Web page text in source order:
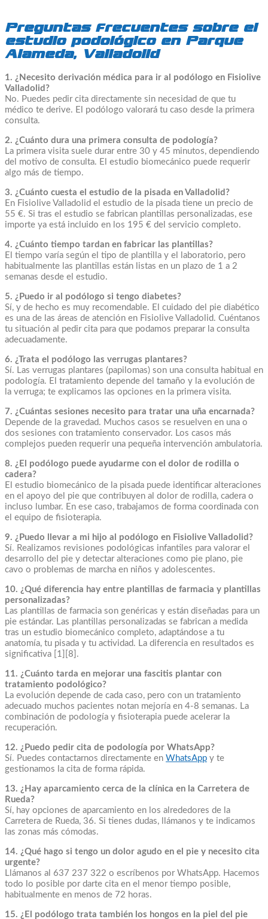
Preguntas frecuentes sobre el
estudio podológico en Parque
Alameda, Valladolid
1. ¿Necesito derivación médica para ir al podólogo en Fisiolive
Valladolid?
No. Puedes pedir cita directamente sin necesidad de que tu
médico te derive. El podólogo valorará tu caso desde la primera
consulta.
2. ¿Cuánto dura una primera consulta de podología?
La primera visita suele durar entre 30 y 45 minutos, dependiendo
del motivo de consulta. El estudio biomecánico puede requerir
algo más de tiempo.
3. ¿Cuánto cuesta el estudio de la pisada en Valladolid?
En Fisiolive Valladolid el estudio de la pisada tiene un precio de
55 €. Si tras el estudio se fabrican plantillas personalizadas, ese
importe ya está incluido en los 195 € del servicio completo.
4. ¿Cuánto tiempo tardan en fabricar las plantillas?
El tiempo varía según el tipo de plantilla y el laboratorio, pero
habitualmente las plantillas están listas en un plazo de 1 a 2
semanas desde el estudio.
5. ¿Puedo ir al podólogo si tengo diabetes?
Sí, y de hecho es muy recomendable. El cuidado del pie diabético
es una de las áreas de atención en Fisiolive Valladolid. Cuéntanos
tu situación al pedir cita para que podamos preparar la consulta
adecuadamente.
6. ¿Trata el podólogo las verrugas plantares?
Sí. Las verrugas plantares (papilomas) son una consulta habitual en
podología. El tratamiento depende del tamaño y la evolución de
la verruga; te explicamos las opciones en la primera visita.
7. ¿Cuántas sesiones necesito para tratar una uña encarnada?
Depende de la gravedad. Muchos casos se resuelven en una o
dos sesiones con tratamiento conservador. Los casos más
complejos pueden requerir una pequeña intervención ambulatoria.
8. ¿El podólogo puede ayudarme con el dolor de rodilla o
cadera?
El estudio biomecánico de la pisada puede identificar alteraciones
en el apoyo del pie que contribuyen al dolor de rodilla, cadera o
incluso lumbar. En ese caso, trabajamos de forma coordinada con
el equipo de fisioterapia.
9. ¿Puedo llevar a mi hijo al podólogo en Fisiolive Valladolid?
Sí. Realizamos revisiones podológicas infantiles para valorar el
desarrollo del pie y detectar alteraciones como pie plano, pie
cavo o problemas de marcha en niños y adolescentes.
10. ¿Qué diferencia hay entre plantillas de farmacia y plantillas
personalizadas?
Las plantillas de farmacia son genéricas y están diseñadas para un
pie estándar. Las plantillas personalizadas se fabrican a medida
tras un estudio biomecánico completo, adaptándose a tu
anatomía, tu pisada y tu actividad. La diferencia en resultados es
significativa [1][8].
11. ¿Cuánto tarda en mejorar una fascitis plantar con
tratamiento podológico?
La evolución depende de cada caso, pero con un tratamiento
adecuado muchos pacientes notan mejoría en 4-8 semanas. La
combinación de podología y fisioterapia puede acelerar la
recuperación.
12. ¿Puedo pedir cita de podología por WhatsApp?
Sí. Puedes contactarnos directamente en WhatsApp y te
gestionamos la cita de forma rápida.
13. ¿Hay aparcamiento cerca de la clínica en la Carretera de
Rueda?
Sí, hay opciones de aparcamiento en los alrededores de la
Carretera de Rueda, 36. Si tienes dudas, llámanos y te indicamos
las zonas más cómodas.
14. ¿Qué hago si tengo un dolor agudo en el pie y necesito cita
urgente?
Llámanos al 637 237 322 o escríbenos por WhatsApp. Hacemos
todo lo posible por darte cita en el menor tiempo posible,
habitualmente en menos de 72 horas.
15. ¿El podólogo trata también los hongos en la piel del pie